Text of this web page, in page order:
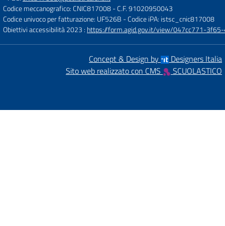
Codice meccanografico: CNIC817008- C.F. 91020950043
Codice univoco per fatturazione: UF526B - Codice iPA: istsc_cnic817008
Obiettivi accessibilità 2023 : https://form.agid.gov.it/view/047cc771-
Concept & Design by
Designers Italia
Sito web realizzato con CMS
SCUOLASTICO